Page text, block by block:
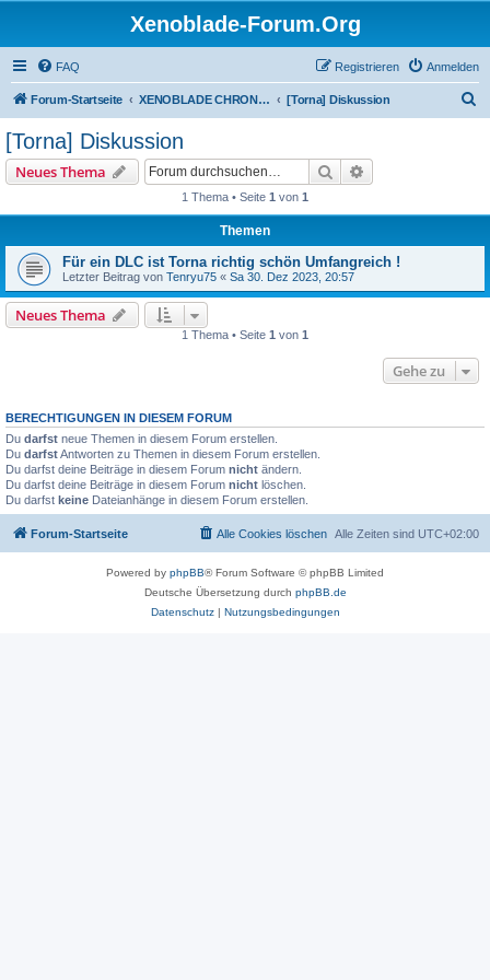
Xenoblade-Forum.Org
FAQ Anmelden
Registrieren
Forum-Startseite XENOBLADE CHRONICLES 2: TORNA - THE GOLDEN COUNTRY [Torna] Diskussion
[Torna] Diskussion
Neues Thema Suche
1 Thema • Seite 1 von 1
Themen
Für ein DLC ist Torna richtig schön Umfangreich !
Letzter Beitrag von Tenryu75 « Sa 30. Dez 2023, 20:57
Neues Thema
1 Thema • Seite 1 von 1
Gehe zu
BERECHTIGUNGEN IN DIESEM FORUM
Du darfst neue Themen in diesem Forum erstellen.
Du darfstAntworten zu Themen in diesem Forum erstellen.
Du darfst deine Beiträge in diesem Forum nicht ändern.
Du darfst deine Beiträge in diesem Forum nicht löschen.
Du darfst keine Dateianhänge in diesem Forum erstellen.
Forum-Startseite Alle Zeiten sind UTC+02:00
Alle Cookies löschen
Powered by phpBB® Forum Software © phpBB Limited
Deutsche Übersetzung durch phpBB.de
Datenschutz| Nutzungsbedingungen